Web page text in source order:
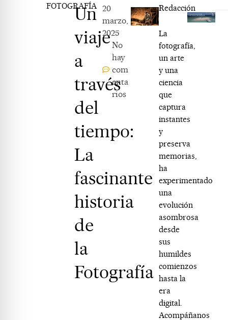
FOTOGRAFÍA
Un
viaje
a
través
del
tiempo:
La
fascinante
historia
de
la
Fotografía
20
marzo,
2025
No
hay
com
enta
rios
Redacción
La
fotografía,
un arte
y una
ciencia
que
captura
instantes
y
preserva
memorias,
ha
experimentado
una
evolución
asombrosa
desde
sus
humildes
comienzos
hasta la
era
digital.
Acompáñanos